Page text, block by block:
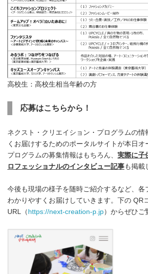
高校生：高校生相当年齢の方
応募はこちらから！
ネクスト・クリエイション・プログラムの情
くお届けするためのポータルサイトが本日オ
プログラムの募集情報はもちろん、 実際に子
ロフェッショナルのインタビュー記事も掲載
今後も現場の様子を随時ご紹介するなど、各
わかりやすくお届けしていきます。下の QR
URL（ https://next-creation-p.jp）からぜひご